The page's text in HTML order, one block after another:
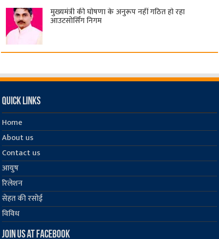
मुख्यमंत्री की घोषणा के अनुरूप नहीं गठित हो रहा
आउटसोर्सिंग निगम
Quick Links
Home
About us
Contact us
आयुष
रिलेशन
सेहत की रसोई
विविध
Join us at Facebook